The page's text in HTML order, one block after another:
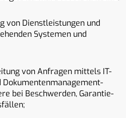
von Dienstleistungen und
Systemen und
von Anfragen mittels IT-
bei Beschwerden, Garantie-